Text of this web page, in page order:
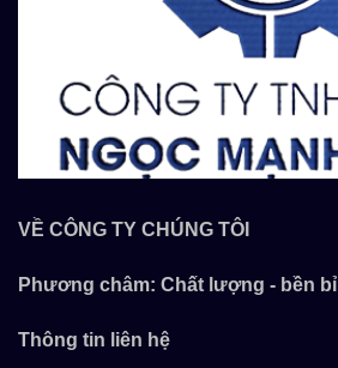
VỀ CÔNG TY CHÚNG TÔI
Phương châm: Chất lượng - bền bỉ
Thông tin liên hệ